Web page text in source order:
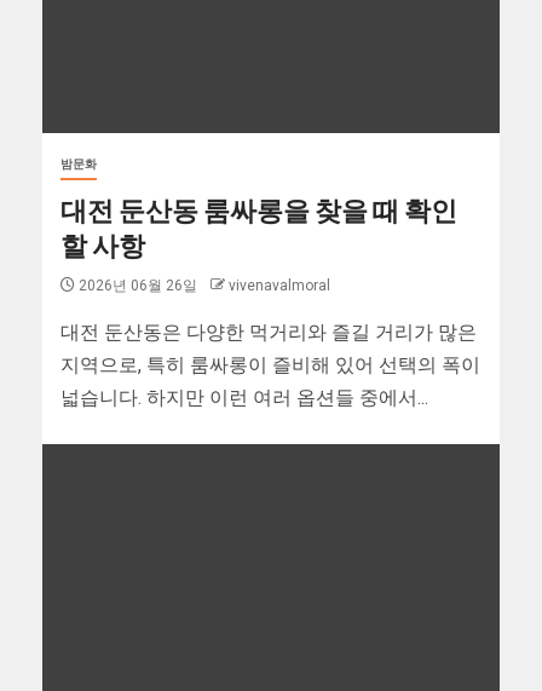
밤문화
대전 둔산동 룸싸롱을 찾을 때 확인
할 사항
2026년 06월 26일 vivenavalmoral
대전 둔산동은 다양한 먹거리와 즐길 거리가 많은
지역으로, 특히 룸싸롱이 즐비해 있어 선택의 폭이
넓습니다. 하지만 이런 여러 옵션들 중에서...